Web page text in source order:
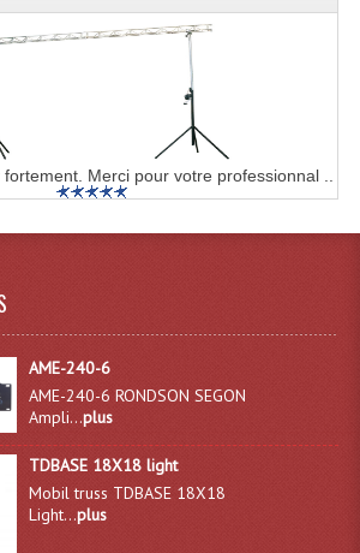
Enceintes Hifi
Parleurs Moteurs Tweeters Filtres
Parleurs Amplis Guitare
Pavillons Pour Enceinte
Tweeters Pour Enceintes
Lecteurs Audio & Sources
Platines Disque Vinyles
Merci pour votre professionnal ..
AME-240-6
AME-240-6 RONDSON SEGON
Ampli...plus
TDBASE 18X18 light
Mobil truss TDBASE 18X18
Light...plus